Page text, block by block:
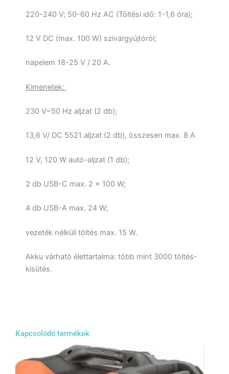
220-240 V; 50-60 Hz AC (Töltési idő: 1-1,6 óra);
12 V DC (max. 100 W) szivargyújtóról;
napelem 18-25 V / 20 A.
Kimenetek:
230 V~50 Hz aljzat (2 db);
13,6 V/ DC 5521 aljzat (2 db), összesen max. 8 A
12 V, 120 W autó-aljzat (1 db);
2 db USB-C max. 2 x 100 W;
4 db USB-A max. 24 W;
vezeték nélküli töltés max. 15 W.
Akku várható élettartalma: több mint 3000 töltés-
kisütés.
Kapcsolódó termékek